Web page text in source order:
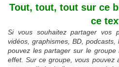
Tout, tout, tout sur ce
ce
Si vous souhaitez partager vos
vidéos, graphismes, BD,
pouvez les partager sur le
effet. Sur ce groupe, vous pouvez